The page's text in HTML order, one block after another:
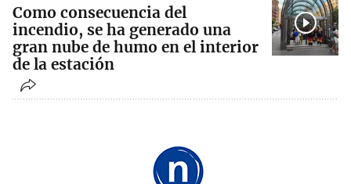
Como consecuencia del
incendio, se ha generado una
gran nube de humo en el interior
de la estación